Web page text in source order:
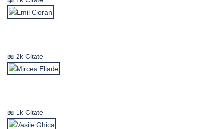
2k Citate
1k Citate